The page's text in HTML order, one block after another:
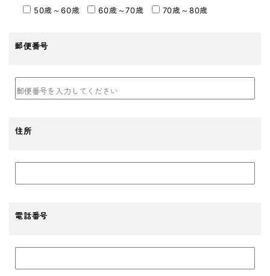
50歳～60歳 60歳～70歳 70歳～80歳
郵便番号
住所
電話番号